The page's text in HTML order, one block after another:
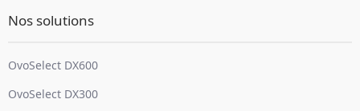
Nos solutions
OvoSelect DX600
OvoSelect DX300